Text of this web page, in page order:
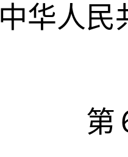
中华人民
第